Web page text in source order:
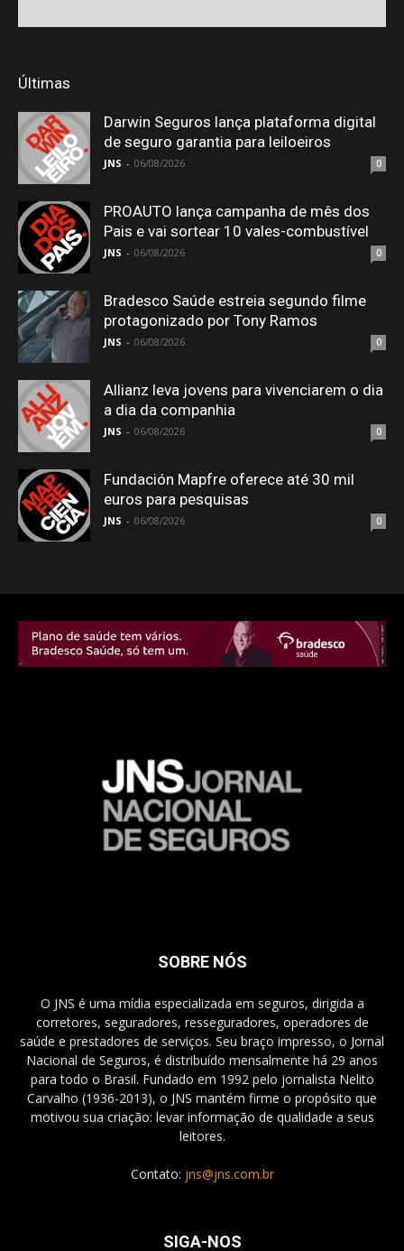
Últimas
Darwin Seguros lança plataforma digital
de seguro garantia para leiloeiros
JNS - 06/08/2026 0
PROAUTO lança campanha de mês dos
Pais e vai sortear 10 vales-combustível
JNS - 06/08/2026 0
Bradesco Saúde estreia segundo filme
protagonizado por Tony Ramos
JNS - 06/08/2026 0
Allianz leva jovens para vivenciarem o dia
a dia da companhia
JNS - 06/08/2026 0
Fundación Mapfre oferece até 30 mil
euros para pesquisas
JNS - 06/08/2026 0
SOBRE NÓS
O JNS é uma mídia especializada em seguros, dirigida a
corretores, seguradores, resseguradores, operadores de
saúde e prestadores de serviços. Seu braço impresso, o Jornal
Nacional de Seguros, é distribuído mensalmente há 29 anos
para todo o Brasil. Fundado em 1992 pelo jornalista Nelito
Carvalho (1936-2013), o JNS mantém firme o propósito que
motivou sua criação: levar informação de qualidade a seus
leitores.
Contato: jns@jns.com.br
SIGA-NOS